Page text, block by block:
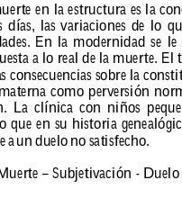
en la estructura es la
días, las variaciones de lo
En la modernidad se le
a lo real de la muerte. El
consecuencias sobre la
materna como perversión nor
La clínica con niños
que en su historia
a un duelo no satisfecho.
– Subjetivación - Duelo